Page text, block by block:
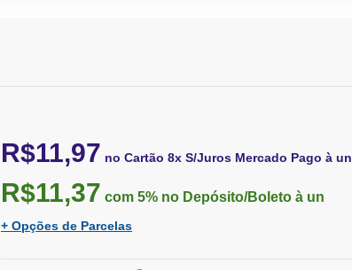
R$11,97 no Cartão 8x S/Juros Mercado Pago à un
R$11,37 com 5% no Depósito/Boleto à un
+ Opções de Parcelas